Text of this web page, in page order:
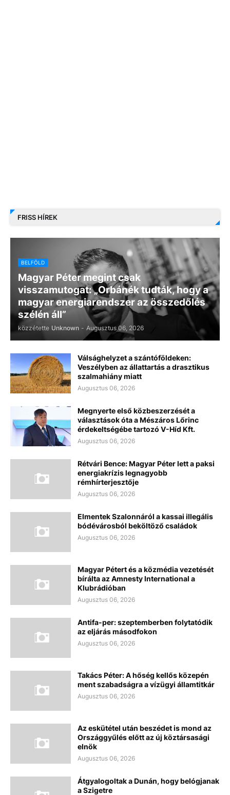
FRISS HÍREK
BELFÖLD
Magyar Péter megint csak
visszamutogat: „Orbánék tudták, hogy a
magyar energiarendszer az összedőlés
szélén áll”
közzétette Unknown - Augusztus 06, 2026
Válsághelyzet a szántóföldeken:
Veszélyben az állattartás a drasztikus
szalmahiány miatt
Augusztus 06, 2026
Megnyerte első közbeszerzését a
választások óta a Mészáros Lőrinc
érdekeltségébe tartozó V-Híd Kft.
Augusztus 06, 2026
Rétvári Bence: Magyar Péter lett a paksi
energiakrízis legnagyobb
rémhírterjesztője
Augusztus 06, 2026
Elmentek Szalonnáról a kassai illegális
bódévárosból beköltöző családok
Augusztus 06, 2026
Magyar Pétert és a közmédia vezetését
bírálta az Amnesty International a
Klubrádióban
Augusztus 06, 2026
Antifa-per: szeptemberben folytatódik
az eljárás másodfokon
Augusztus 06, 2026
Takács Péter: A hőség kellős közepén
ment szabadságra a vízügyi államtitkár
Augusztus 06, 2026
Az eskütétel után beszédet is mond az
Országgyűlés előtt az új köztársasági
elnök
Augusztus 06, 2026
Átgyalogoltak a Dunán, hogy belógjanak
a Szigetre